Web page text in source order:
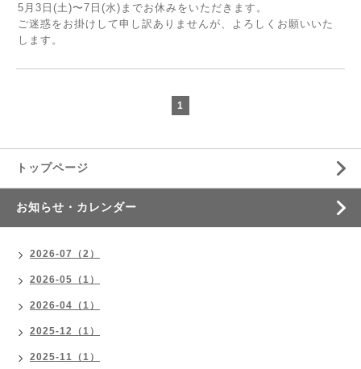
5月3日(土)〜7日(水)までお休みをいただきます。
ご迷惑をお掛けして申し訳ありませんが、よろしくお願いいた
します。
1
トップページ
お知らせ・カレンダー
2026-07（2）
2026-05（1）
2026-04（1）
2025-12（1）
2025-11（1）